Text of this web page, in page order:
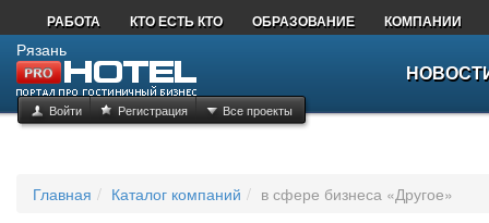
РАБОТА КТО ЕСТЬ КТО ОБРАЗОВАНИЕ КОМПАНИИ
Рязань
Войти Регистрация Все проекты
Главная Каталог компаний в сфере бизнеса «Другое»